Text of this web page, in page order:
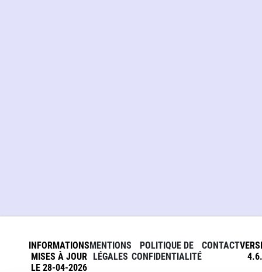
INFORMATIONS
MISES À JOUR
LE 28-04-2026
MENTIONS
LÉGALES
POLITIQUE DE
CONFIDENTIALITÉ
CONTACT